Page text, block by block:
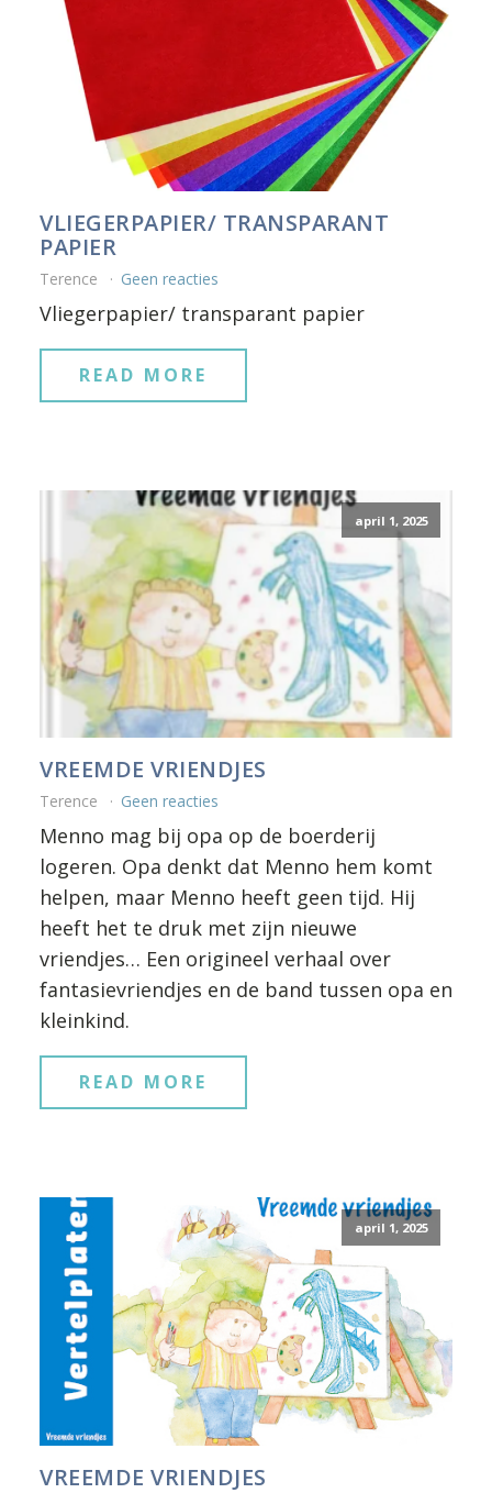
VLIEGERPAPIER/ TRANSPARANT
PAPIER
Terence Geen reacties
Vliegerpapier/ transparant papier
READ MORE
april 1, 2025
VREEMDE VRIENDJES
Terence Geen reacties
Menno mag bij opa op de boerderij
logeren. Opa denkt dat Menno hem komt
helpen, maar Menno heeft geen tijd. Hij
heeft het te druk met zijn nieuwe
vriendjes… Een origineel verhaal over
fantasievriendjes en de band tussen opa en
kleinkind.
READ MORE
april 1, 2025
VREEMDE VRIENDJES